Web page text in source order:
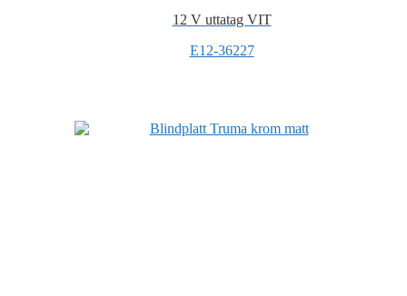
12 V uttatag VIT
E12-36227